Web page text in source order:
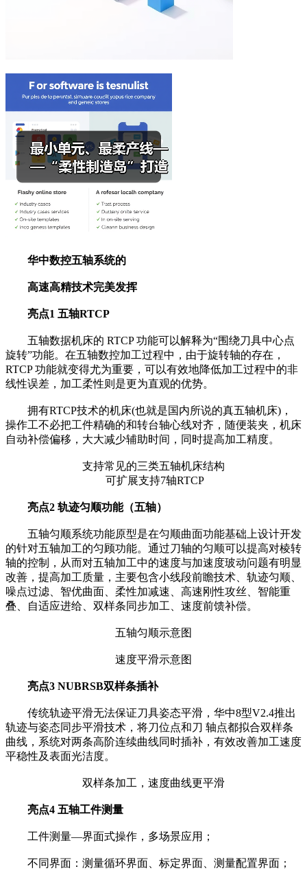
华中数控五轴系统的
高速高精技术完美发挥
亮点1 五轴RTCP
五轴数据机床的 RTCP 功能可以解释为“围绕刀具中心点
旋转”功能。在五轴数控加工过程中，由于旋转轴的存在，
RTCP 功能就变得尤为重要，可以有效地降低加工过程中的非
线性误差，加工柔性则是更为直观的优势。
拥有RTCP技术的机床(也就是国内所说的真五轴机床)，
操作工不必把工件精确的和转台轴心线对齐，随便装夹，机床
自动补偿偏移，大大减少辅助时间，同时提高加工精度。
支持常见的三类五轴机床结构
可扩展支持7轴RTCP
亮点2 轨迹匀顺功能（五轴）
五轴匀顺系统功能原型是在匀顺曲面功能基础上设计开发
的针对五轴加工的匀顾功能。通过刀轴的匀顺可以提高对棱转
轴的控制，从而对五轴加工中的速度与加速度玻动问题有明显
改善，提高加工质量，主要包含小线段前瞻技术、轨迹匀顺、
噪点过滤、智优曲面、柔性加减速、高速刚性攻丝、智能重
叠、自适应进给、双样条同步加工、速度前馈补偿。
五轴匀顺示意图
速度平滑示意图
亮点3 NUBRSB双样条插补
传统轨迹平滑无法保证刀具姿态平滑，华中8型V2.4推出
轨迹与姿态同步平滑技术，将刀位点和刀 轴点都拟合双样条
曲线，系统对两条高阶连续曲线同时插补，有效改善加工速度
平稳性及表面光洁度。
双样条加工，速度曲线更平滑
亮点4 五轴工件测量
工件测量—界面式操作，多场景应用；
不同界面：测量循环界面、标定界面、测量配置界面；